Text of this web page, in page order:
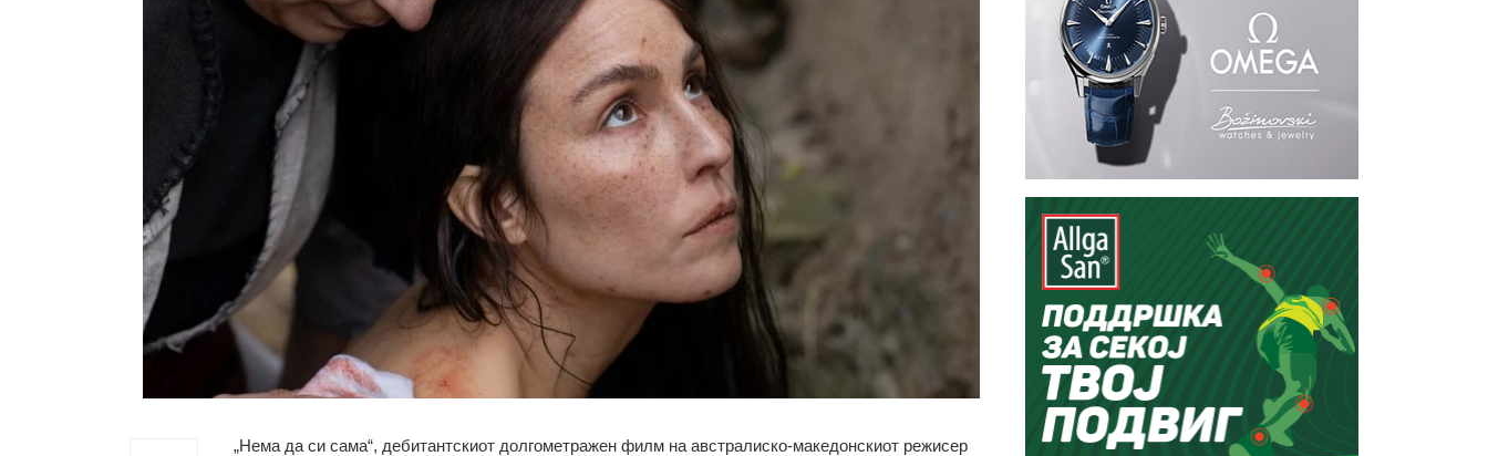
„Нема да си сама“, дебитантскиот долгометражен филм на австралиско-македонскиот режисер